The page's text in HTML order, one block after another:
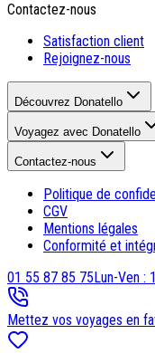
Contactez-nous
Satisfaction client
Rejoignez-nous
Découvrez Donatello
Voyagez avec Donatello
Contactez-nous
Politique de
CGV
Mentions légales
Conformité et
01 55 87 85 75Lun-Ven :
Mettez vos voyages en